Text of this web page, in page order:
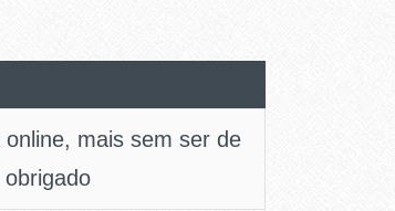
mais sem ser de